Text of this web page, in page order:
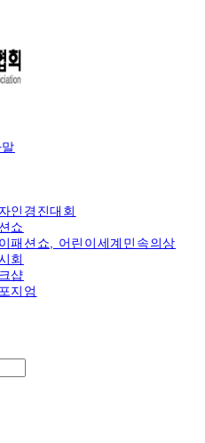
인경진대회
쇼
패션쇼, 어린이세계민속의상
회
샵
지엄